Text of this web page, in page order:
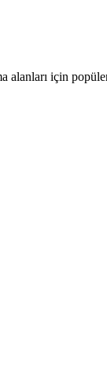
alanları için